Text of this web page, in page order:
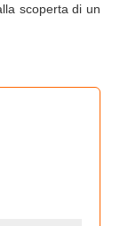
scoperta di un